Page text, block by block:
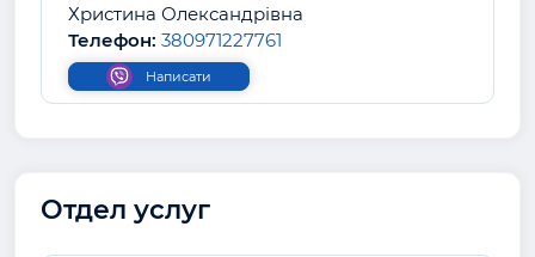
Христина Олександрівна
Телефон: 380971227761
Написати
Отдел услуг